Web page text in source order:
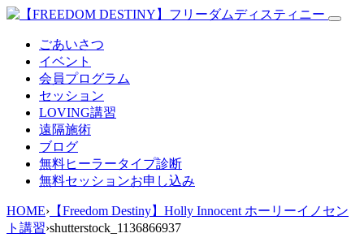
ごあいさつ
イベント
会員プログラム
セッション
LOVING講習
遠隔施術
ブログ
無料ヒーラータイプ診断
無料セッションお申し込み
HOME› 【Freedom Destiny】Holly Innocent ホーリーイノセン
ト講習›shutterstock_1136866937